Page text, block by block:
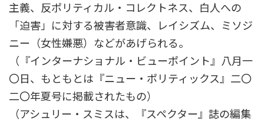
主義、反ポリティカル・コレクトネス、白人への
「迫害」に対する被害者意識、レイシズム、ミソジ
ニー（女性嫌悪）などがあげられる。
（『インターナショナル・ビューポイント』八月一
〇日、もともとは『ニュー・ポリティックス』二〇
二〇年夏号に掲載されたもの）
（アシュリー・スミスは、『スペクター』誌の編集